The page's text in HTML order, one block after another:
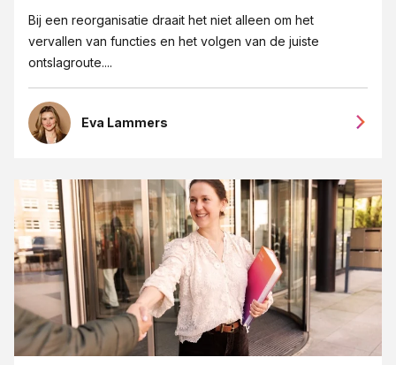
Bij een reorganisatie draait het niet alleen om het
vervallen van functies en het volgen van de juiste
ontslagroute....
Eva Lammers